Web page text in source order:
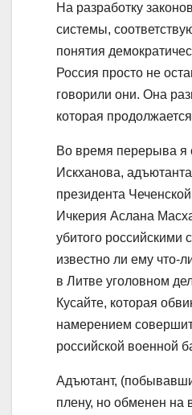
На разработку
системы,
понятия
Россия просто не
говорили они. Она
которая
Во время перерыва я
Искханова,
президента
Ичкерия Аслана
убитого российскими
известно ли ему
в Литве уголовном
Кусайте, которая
намерением
российской военной
Адъютант,
плену, но обменен на